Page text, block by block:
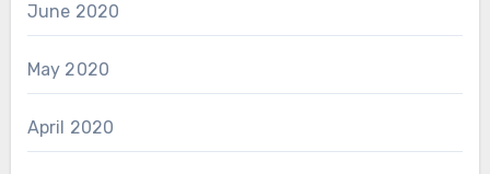
June 2020
May 2020
April 2020